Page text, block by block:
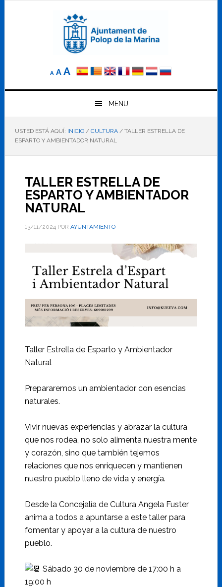
A
Reducir
elA Tamaño
AAumentar
el
tamaño
letra
MENU
USTED ESTÁ AQUÍ: INICIO / CULTURA /TALLER ESTRELLA DE
ESPARTO Y AMBIENTADOR NATURAL
TALLER ESTRELLA DE
ESPARTO Y AMBIENTADOR
NATURAL
13/11/2024POR AYUNTAMIENTO
Taller Estrella de Esparto y Ambientador
Natural
Prepararemos un ambientador con esencias
naturales.
Vivir nuevas experiencias y abrazar la cultura
que nos rodea, no solo alimenta nuestra mente
y corazón, sino que también tejemos
relaciones que nos enriquecen y mantienen
nuestro pueblo lleno de vida y energía.
Desde la Concejalía de Cultura Angela Fuster
anima a todos a apuntarse a este taller para
fomentar y apoyar a la cultura de nuestro
pueblo.
Sábado 30 de noviembre de 17:00 h a
19:00 h